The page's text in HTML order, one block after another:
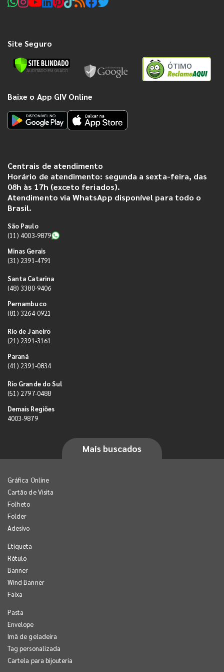
Site Seguro
ÓTIMO
Baixe o App GIV Online
Centrais de atendimento
Horário de atendimento: segunda a sexta-feira, das
08h às 17h (exceto feriados).
Atendimento via WhatsApp disponível para todo o
Brasil.
São Paulo
(11) 4003-9879
Minas Gerais
(31) 2391-4791
Santa Catarina
(48) 3380-9406
Pernambuco
(81) 3264-0921
Rio de Janeiro
(21) 2391-3161
Paraná
(41) 2391-0834
Rio Grande do Sul
(51) 2797-0488
Demais Regiões
4003-9879
Mais buscados
Gráfica Online
Cartão de Visita
Folheto
Folder
Adesivo
Etiqueta
Rótulo
Banner
Wind Banner
Faixa
Pasta
Envelope
Imã de geladeira
Tag personalizada
Cartela para bijouteria